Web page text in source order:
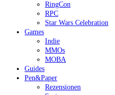
RingCon
RPC
Star Wars Celebration
Games
Indie
MMOs
MOBA
Guides
Pen&Paper
Rezensionen